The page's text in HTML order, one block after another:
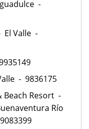
-
El Valle -
- 9836175
Beach Resort -
Río